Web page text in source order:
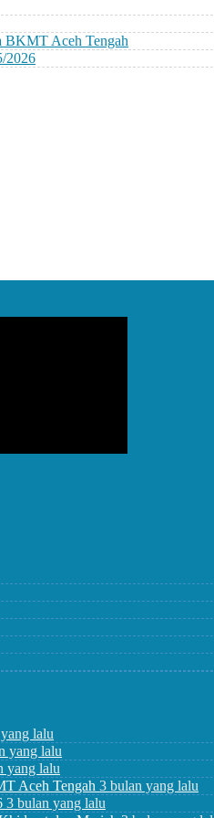
BKMT Aceh Tengah
2026
lalu
yang lalu
yang lalu
Aceh Tengah 3 bulan yang lalu
3 bulan yang lalu